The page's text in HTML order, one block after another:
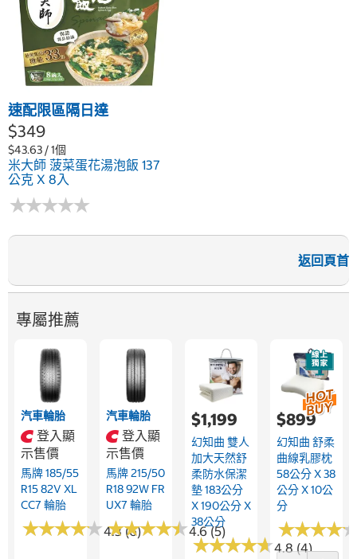
速配限區隔日達
$349
$43.63 / 1個
米大師 菠菜蛋花湯泡飯 137
公克 X 8入
★★★★★
★★★★★
返回頁首
專屬推薦
汽車輪胎
登入顯
示售價
馬牌 185/55
R15 82V XL
CC7 輪胎
★★★★★
★★★★★4.3 (6)
汽車輪胎
登入顯
示售價
馬牌 215/50
R18 92W FR
UX7 輪胎
★★★★★
★★★★★4.6 (5)
$1,199
幻知曲 雙人
加大天然舒
柔防水保潔
墊 183公分
X 190公分 X
38公分
★★★★★
★★★★★4.8 (4)
$899
幻知曲 舒柔
曲線乳膠枕
58公分 X 38
公分 X 10公
分
★★★★
★★★★